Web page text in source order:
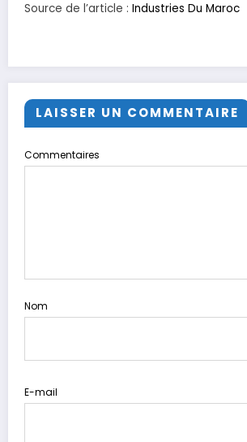
Source de l’article : Industries Du Maroc
LAISSER UN COMMENTAIRE
Commentaires
Nom
E-mail